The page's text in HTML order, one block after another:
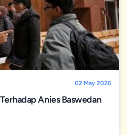
02 May 2026
Anies Baswedan